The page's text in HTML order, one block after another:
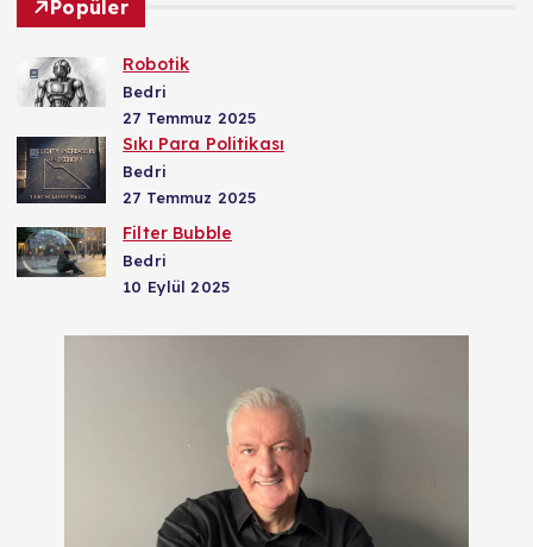
Popüler
Robotik
Bedri
27 Temmuz 2025
Sıkı Para Politikası
Bedri
27 Temmuz 2025
Filter Bubble
Bedri
10 Eylül 2025